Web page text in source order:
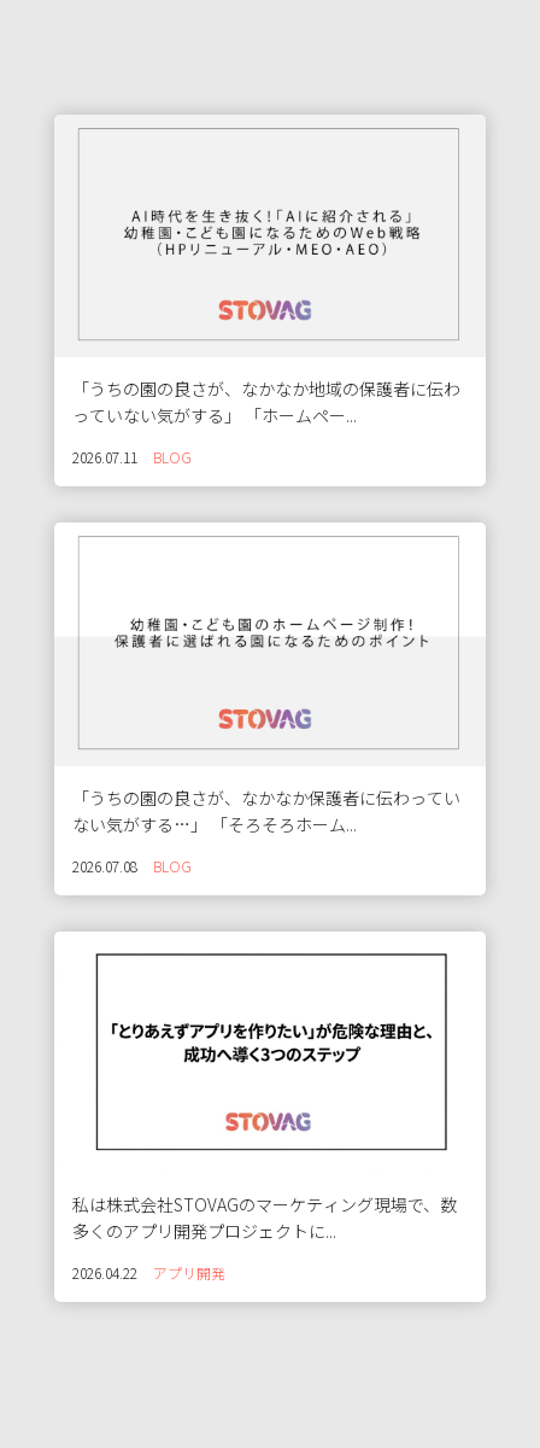
「うちの園の良さが、なかなか地域の保護者に伝わ
っていない気がする」 「ホームペー...
2026.07.11 BLOG
「うちの園の良さが、なかなか保護者に伝わってい
ない気がする…」 「そろそろホーム...
2026.07.08 BLOG
私は株式会社STOVAGのマーケティング現場で、数
多くのアプリ開発プロジェクトに...
2026.04.22 アプリ開発